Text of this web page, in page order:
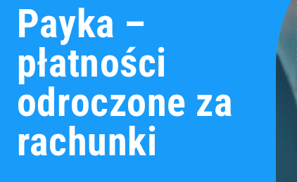
Payka –
płatności
odroczone za
rachunki